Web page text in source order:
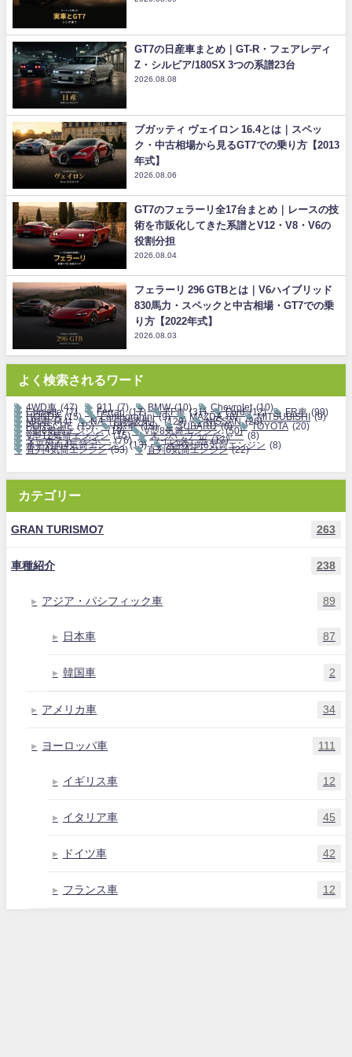
GT7の日産車まとめ｜GT-R・フェアレディ
Z・シルビア/180SX 3つの系譜23台
2026.08.08
ブガッティ ヴェイロン 16.4とは｜スペッ
ク・中古相場から見るGT7での乗り方【2013
年式】
2026.08.06
GT7のフェラーリ全17台まとめ｜レースの技
術を市販化してきた系譜とV12・V8・V6の
役割分担
2026.08.04
フェラーリ 296 GTBとは｜V6ハイブリッド
830馬力・スペックと中古相場・GT7での乗
り方【2022年式】
2026.08.03
よく検索されるワード
4WD車 (47) 911 (7) BMW (10) Chevrolet (10)
Corvette (7) Ferrari (17) FF車 (31) Ford (12) FR車 (99)
HONDA (15) Lamborghini (9) MAZDA (8) MITSUBISHI (9)
MR車 (44) NA（自然吸気） (129) NISSAN (26)
PORSCHE (15) RR車 (15) SUBARU (8) TOYOTA (20)
V型6気筒エンジン (19) V型8気筒エンジン (50)
V型12気筒エンジン (15) スーパーチャージャー (8)
ターボチャージャー (76) ツインターボ (17)
水平対向4気筒エンジン (13) 水平対向6気筒エンジン (8)
直列4気筒エンジン (53) 直列6気筒エンジン (22)
カテゴリー
GRAN TURISMO7 263
車種紹介 238
アジア・パシフィック車 89
日本車 87
韓国車 2
アメリカ車 34
ヨーロッパ車 111
イギリス車 12
イタリア車 45
ドイツ車 42
フランス車 12